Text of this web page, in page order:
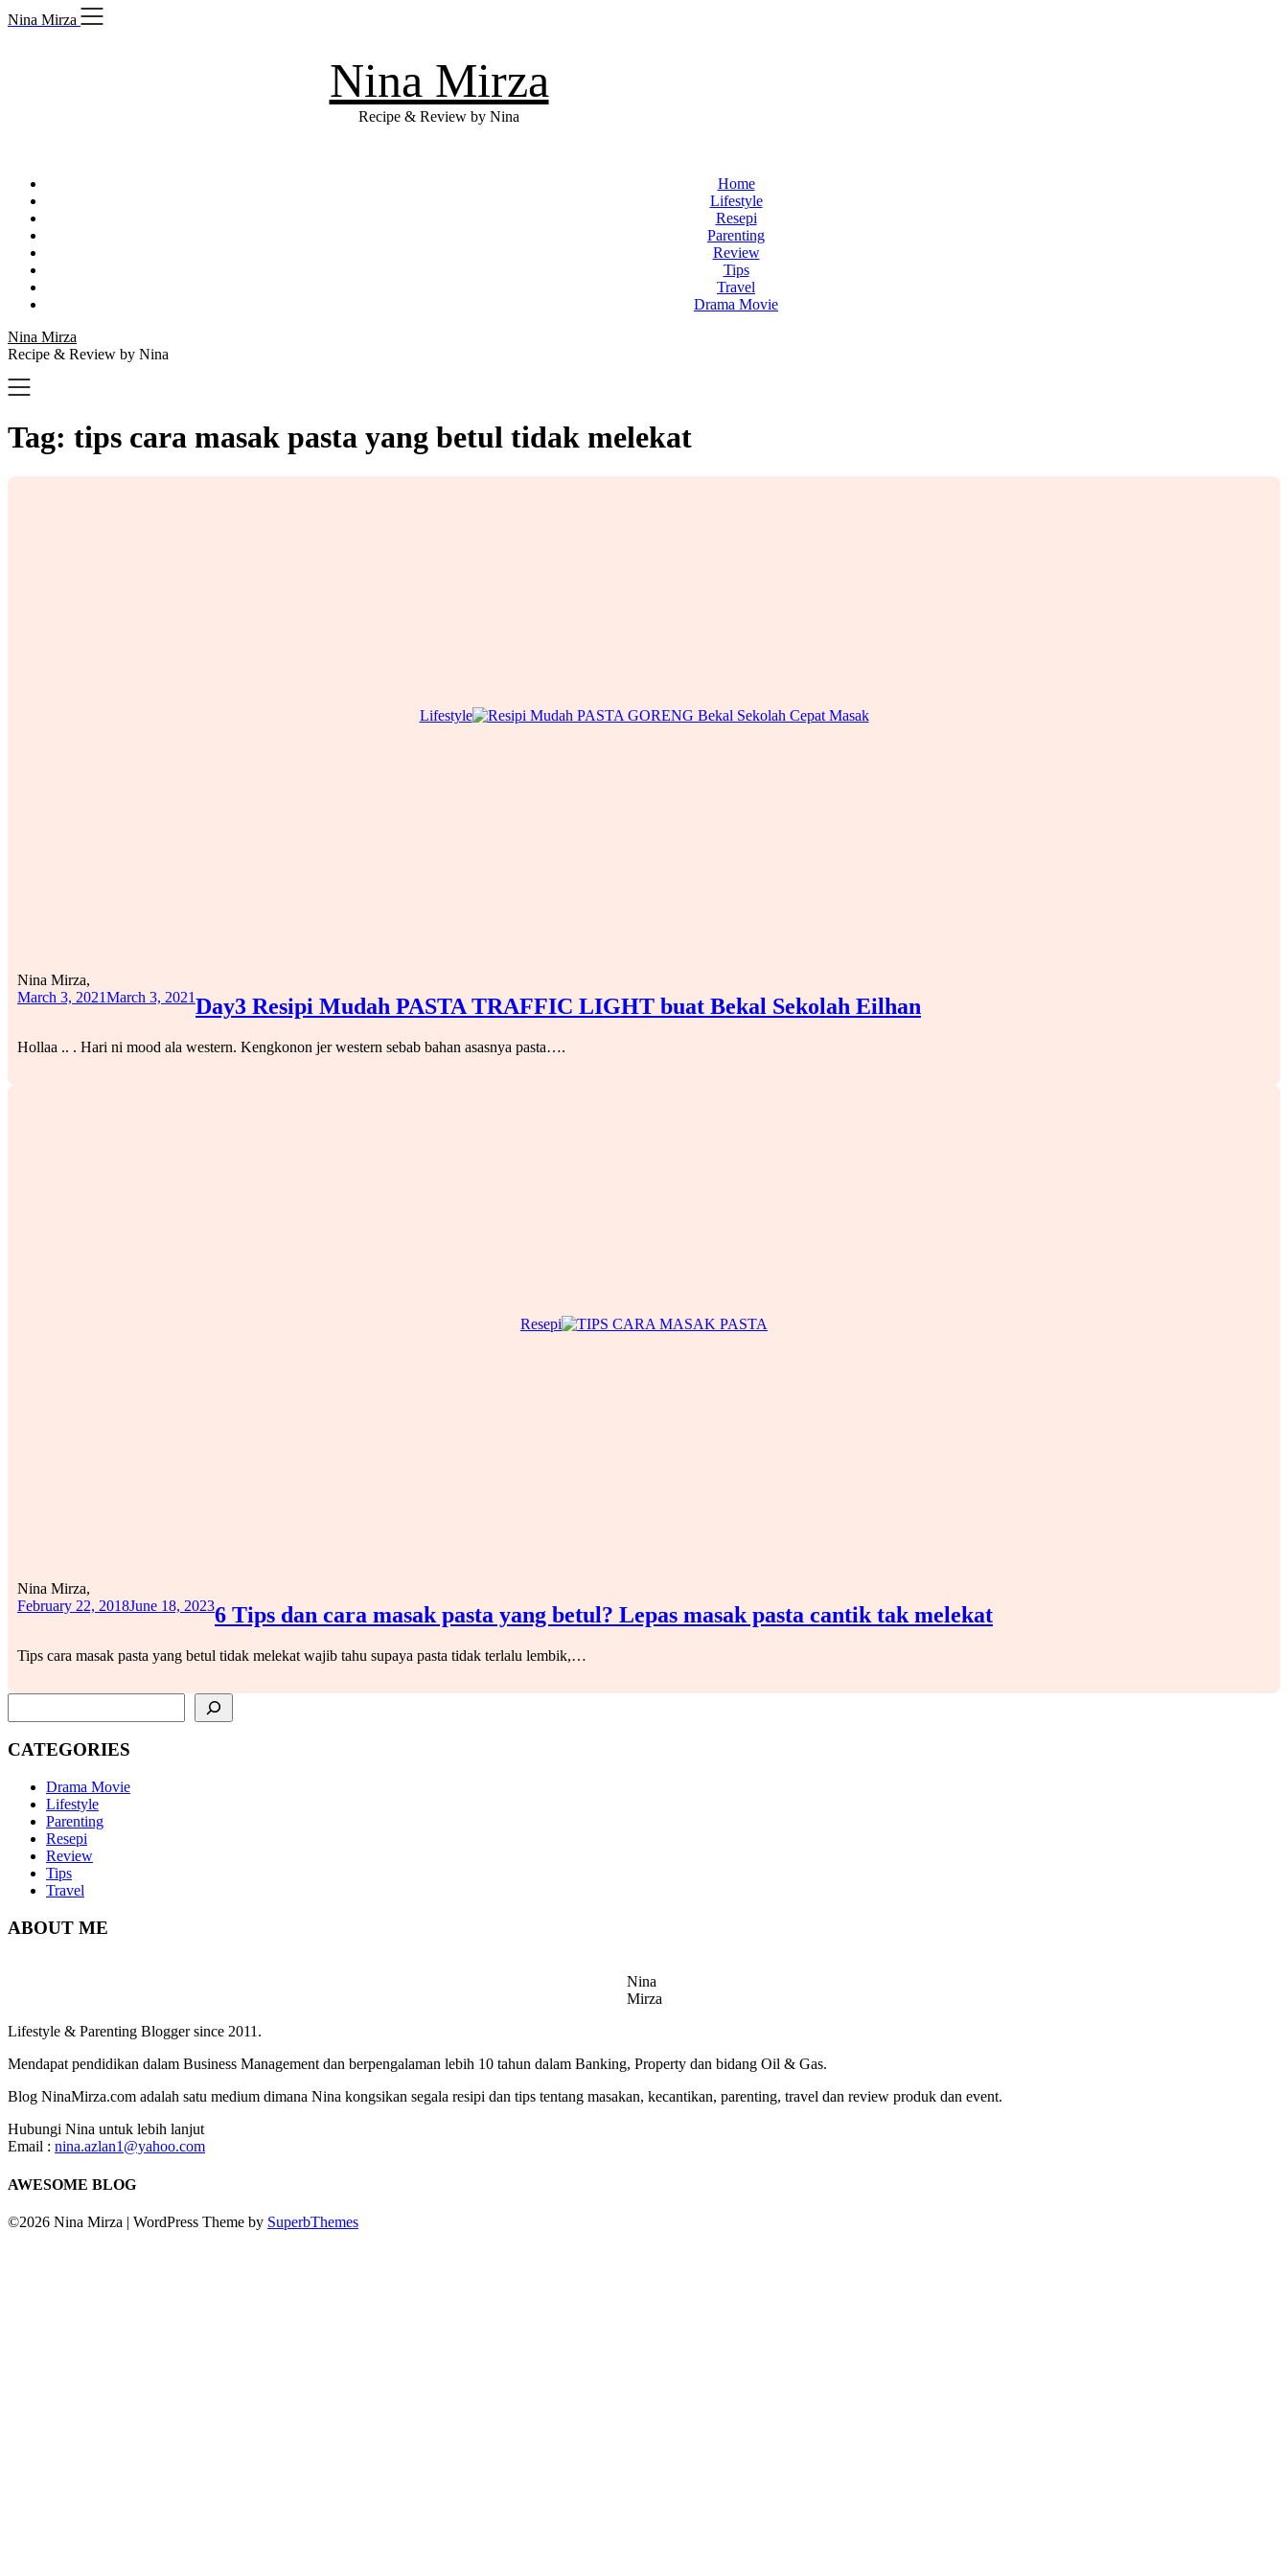
Skip
to
Nina Mirza
Nina Mirza
Recipe & Review by Nina
Home
Lifestyle
Resepi
Parenting
Review
Tips
Travel
Drama Movie
Nina Mirza
Recipe & Review by Nina
Tag: tips cara masak pasta yang betul tidak melekat
Lifestyle
Day3 Resipi Mudah PASTA TRAFFIC LIGHT buat Bekal Sekolah Eilhan
Nina Mirza,
March 3, 2021March 3, 2021
Hollaa .. . Hari ni mood ala western. Kengkonon jer western sebab bahan asasnya pasta….
Resepi
6 Tips dan cara masak pasta yang betul? Lepas masak pasta cantik tak melekat
Nina Mirza,
February 22, 2018June 18, 2023
Tips cara masak pasta yang betul tidak melekat wajib tahu supaya pasta tidak terlalu lembik,…
CATEGORIES
Drama Movie
Lifestyle
Parenting
Resepi
Review
Tips
Travel
ABOUT ME
Nina
Mirza
Lifestyle & Parenting Blogger since 2011.
Mendapat pendidikan dalam Business Management dan berpengalaman lebih 10 tahun dalam Banking, Property dan bidang Oil & Gas.
Blog NinaMirza.com adalah satu medium dimana Nina kongsikan segala resipi dan tips tentang masakan, kecantikan, parenting, travel dan review produk dan event.
Hubungi Nina untuk lebih lanjut
Email : nina.azlan1@yahoo.com
AWESOME BLOG
©2026 Nina Mirza | WordPress Theme by SuperbThemes